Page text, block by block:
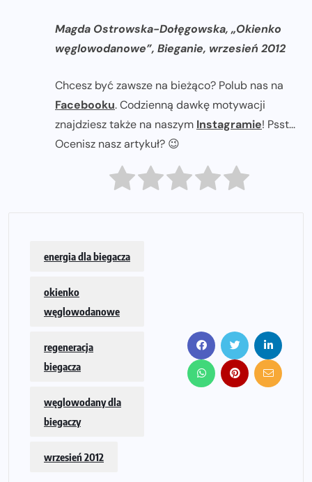
Magda Ostrowska-Dołęgowska, „Okienko
węglowodanowe”, Bieganie, wrzesień 2012
Chcesz być zawsze na bieżąco? Polub nas na
Facebooku. Codzienną dawkę motywacji
znajdziesz także na naszym Instagramie! Psst...
Ocenisz nasz artykuł? 😉
energia dla biegacza
okienko
węglowodanowe
regeneracja
biegacza
węglowodany dla
biegaczy
wrzesień 2012